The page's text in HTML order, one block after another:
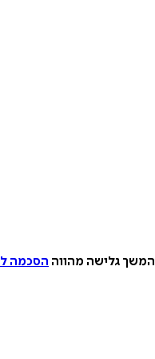
המשך גלישה מהווה הסכמה